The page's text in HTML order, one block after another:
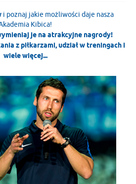
i poznaj jakie możliwości daje nasza
Kibica!
je na atrakcyjne nagrody!
z piłkarzami, udział w treningach i
wiele więcej...